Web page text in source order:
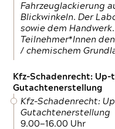
Fahrzeuglackierung
Blickwinkeln. Der
sowie dem
Teilnehmer*Innen
/ chemischem
Kfz-Schadenrecht:
Gutachtenerstellung
Kfz-Schadenrecht:
Gutachtenerstellung
9.00—16.00 Uhr